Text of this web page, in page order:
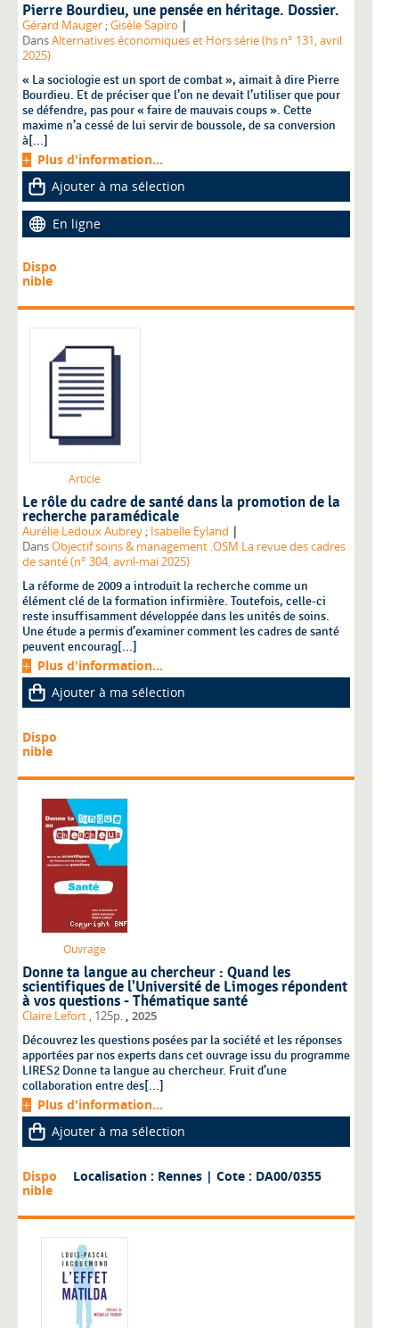
Pierre Bourdieu, une pensée en héritage. Dossier.
Gérard Mauger ;Gisèle Sapiro |
DansAlternatives économiques et Hors série (hs n° 131, avril
2025)
« La sociologie est un sport de combat », aimait à dire Pierre
Bourdieu. Et de préciser que l’on ne devait l’utiliser que pour
se défendre, pas pour « faire de mauvais coups ». Cette
maxime n’a cessé de lui servir de boussole, de sa conversion
à[...]
Plus d'information...
Ajouter à ma sélection
En ligne
Dispo
nible
Article
Le rôle du cadre de santé dans la promotion de la
recherche paramédicale
Aurélie Ledoux Aubrey ; Isabelle Eyland |
DansObjectif soins & management .OSM La revue des cadres
de santé (n° 304, avril-mai 2025)
La réforme de 2009 a introduit la recherche comme un
élément clé de la formation infirmière. Toutefois, celle-ci
reste insuffisamment développée dans les unités de soins.
Une étude a permis d’examiner comment les cadres de santé
peuvent encourag[...]
Plus d'information...
Ajouter à ma sélection
Dispo
nible
Ouvrage
Donne ta langue au chercheur : Quand les
scientifiques de l'Université de Limoges répondent
à vos questions - Thématique santé
Claire Lefort , 125p. , 2025
Découvrez les questions posées par la société et les réponses
apportées par nos experts dans cet ouvrage issu du programme
LIRES2 Donne ta langue au chercheur. Fruit d’une
collaboration entre des[...]
Plus d'information...
Ajouter à ma sélection
Dispo
nible
Localisation : Rennes | Cote : DA00/0355